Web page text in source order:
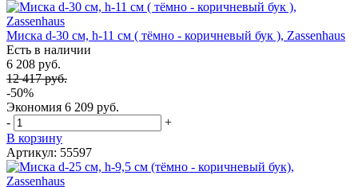
Миска d-30 см, h-11 см ( тёмно - коричневый бук ), Zassenhaus
Есть в наличии
6 208 руб.
12 417 руб.
-50%
Экономия 6 209 руб.
-
+
В корзину
Артикул: 55597